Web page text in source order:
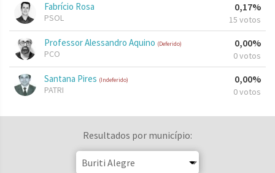
Fabrício Rosa
PSOL
0,17%
15 votos
Professor Alessandro Aquino (Deferido)
PCO
0,00%
0 votos
Santana Pires (Indeferido)
PATRI
0,00%
0 votos
Resultados por município: